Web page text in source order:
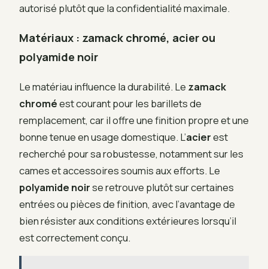
autorisé plutôt que la confidentialité maximale.
Matériaux : zamack chromé, acier ou
polyamide noir
Le matériau influence la durabilité. Le zamack
chroméest courant pour les barillets de
remplacement, car il offre une finition propre et une
bonne tenue en usage domestique. L’acierest
recherché pour sa robustesse, notamment sur les
cames et accessoires soumis aux efforts. Le
polyamide noirse retrouve plutôt sur certaines
entrées ou pièces de finition, avec l’avantage de
bien résister aux conditions extérieures lorsqu’il
est correctement conçu.